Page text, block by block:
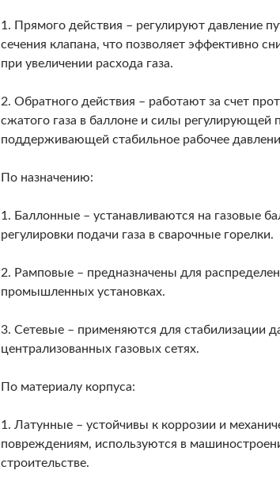
1. Прямого действия – регулируют давление
сечения клапана, что позволяет эффективно
при увеличении расхода газа.
2. Обратного действия – работают за счет
сжатого газа в баллоне и силы регулирующей
поддерживающей стабильное рабочее
По назначению:
1. Баллонные – устанавливаются на газовые
регулировки подачи газа в сварочные горелки.
2. Рамповые – предназначены для
промышленных установках.
3. Сетевые – применяются для стабилизации
централизованных газовых сетях.
По материалу корпуса:
1. Латунные – устойчивы к коррозии и
повреждениям, используются в
строительстве.